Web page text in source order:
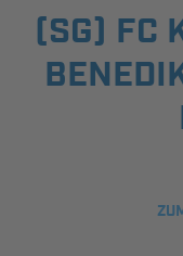
(SG) FC